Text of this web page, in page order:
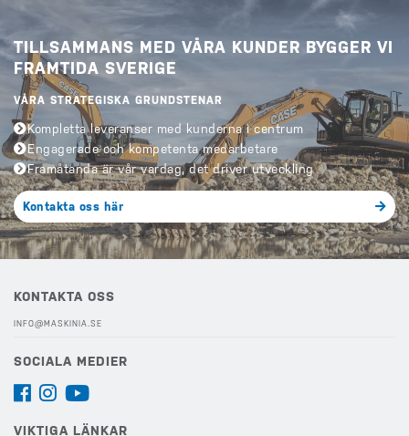
TILLSAMMANS MED VÅRA KUNDER BYGGER VI
FRAMTIDA SVERIGE
VÅRA STRATEGISKA GRUNDSTENAR
Kompletta leveranser med kunderna i centrum
Engagerade och kompetenta medarbetare
Framåtanda är vår vardag, det driver utveckling
Kontakta oss här
KONTAKTA OSS
INFO@MASKINIA.SE
SOCIALA MEDIER
VIKTIGA LÄNKAR